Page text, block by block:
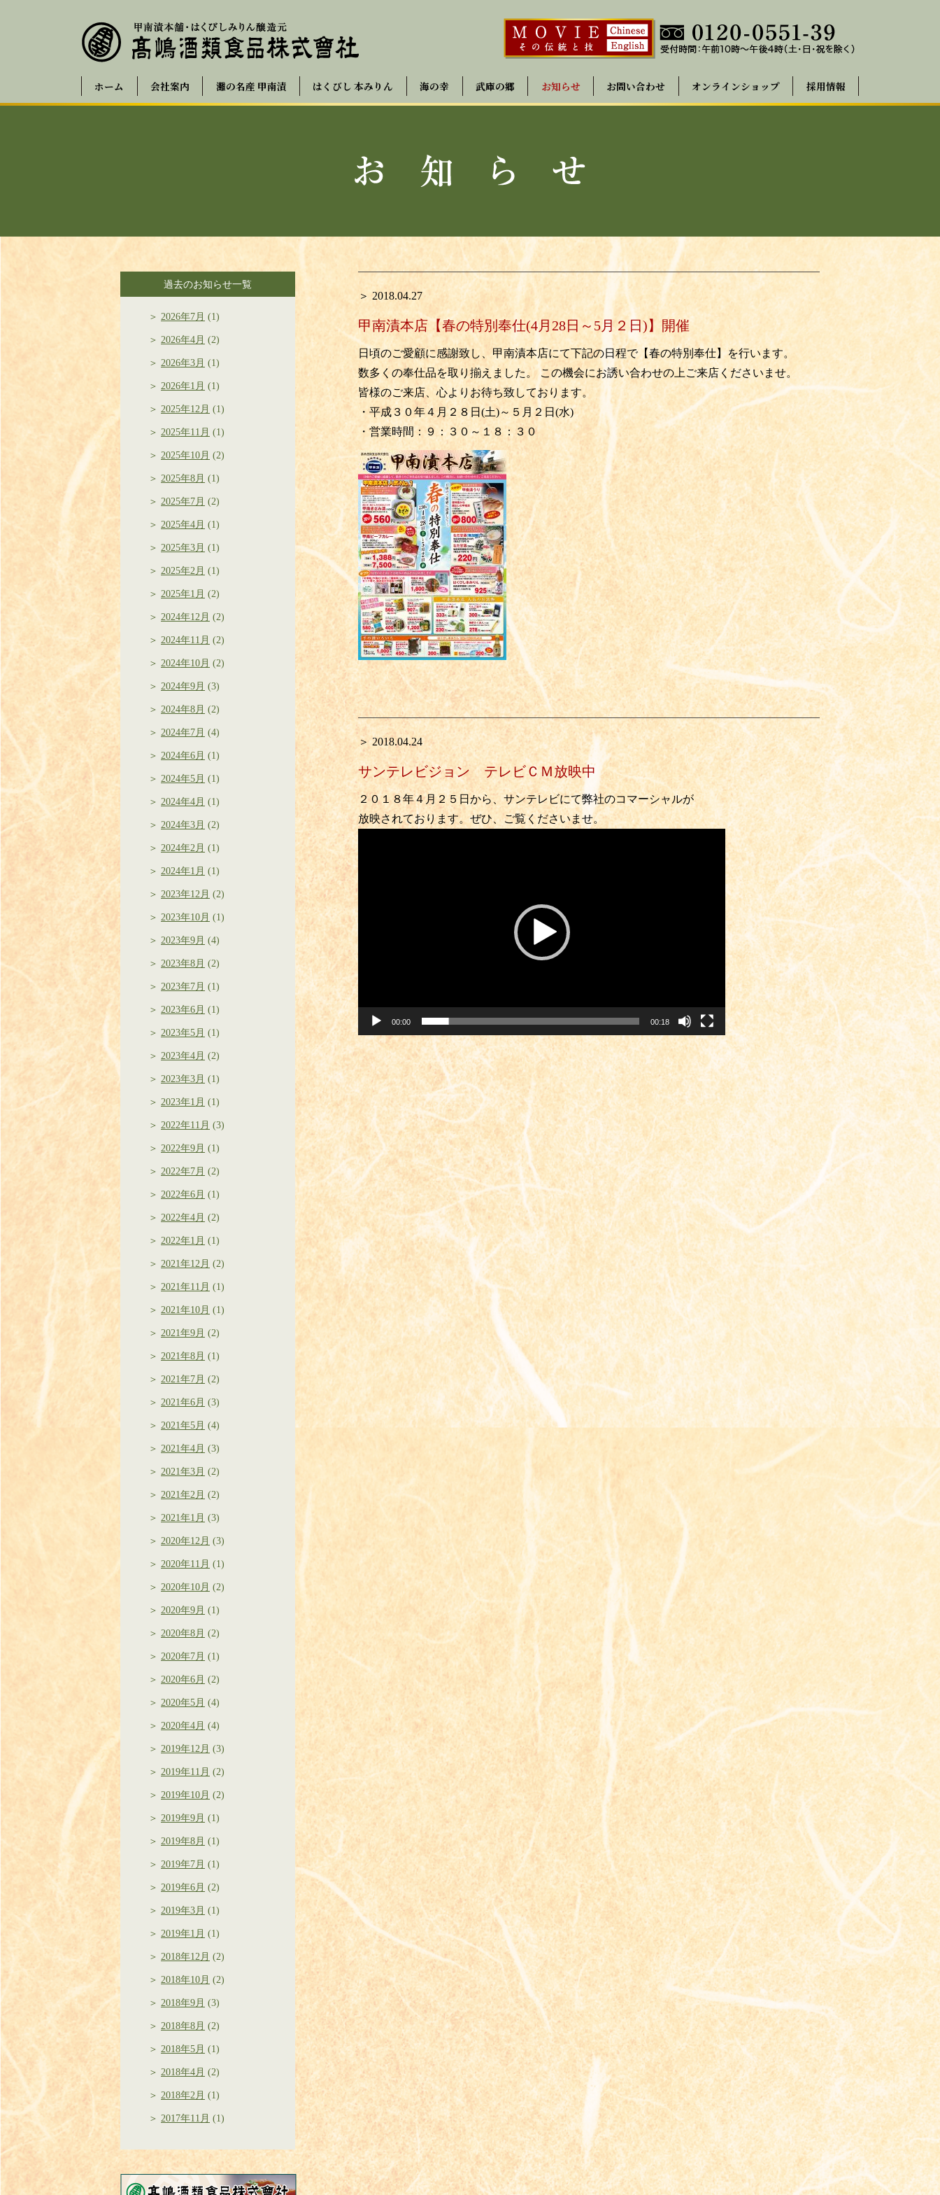
ホーム 会社案内 灘の名産 甲南漬 はくびし 本みりん 海の幸 武庫の郷 お知らせ お問い合わせ オンラインショップ 採用情報
＞ 2018.04.27
甲南漬本店【春の特別奉仕(4月28日～5月２日)】開催
日頃のご愛顧に感謝致し、甲南漬本店にて下記の日程で【春の特別奉仕】を行います。
数多くの奉仕品を取り揃えました。 この機会にお誘い合わせの上ご来店くださいませ。
皆様のご来店、心よりお待ち致しております。
・平成３０年４月２８日(土)～５月２日(水)
・営業時間：９：３０～１８：３０
＞ 2018.04.24
サンテレビジョン テレビＣＭ放映中
２０１８年４月２５日から、サンテレビにて弊社のコマーシャルが
放映されております。ぜひ、ご覧くださいませ。
動
画
ー
ヤ
ー
00:00 00:18
過去のお知らせ一覧
2026年7月 (1)
2026年4月 (2)
2026年3月 (1)
2026年1月 (1)
2025年12月 (1)
2025年11月 (1)
2025年10月 (2)
2025年8月 (1)
2025年7月 (2)
2025年4月 (1)
2025年3月 (1)
2025年2月 (1)
2025年1月 (2)
2024年12月 (2)
2024年11月 (2)
2024年10月 (2)
2024年9月 (3)
2024年8月 (2)
2024年7月 (4)
2024年6月 (1)
2024年5月 (1)
2024年4月 (1)
2024年3月 (2)
2024年2月 (1)
2024年1月 (1)
2023年12月 (2)
2023年10月 (1)
2023年9月 (4)
2023年8月 (2)
2023年7月 (1)
2023年6月 (1)
2023年5月 (1)
2023年4月 (2)
2023年3月 (1)
2023年1月 (1)
2022年11月 (3)
2022年9月 (1)
2022年7月 (2)
2022年6月 (1)
2022年4月 (2)
2022年1月 (1)
2021年12月 (2)
2021年11月 (1)
2021年10月 (1)
2021年9月 (2)
2021年8月 (1)
2021年7月 (2)
2021年6月 (3)
2021年5月 (4)
2021年4月 (3)
2021年3月 (2)
2021年2月 (2)
2021年1月 (3)
2020年12月 (3)
2020年11月 (1)
2020年10月 (2)
2020年9月 (1)
2020年8月 (2)
2020年7月 (1)
2020年6月 (2)
2020年5月 (4)
2020年4月 (4)
2019年12月 (3)
2019年11月 (2)
2019年10月 (2)
2019年9月 (1)
2019年8月 (1)
2019年7月 (1)
2019年6月 (2)
2019年3月 (1)
2019年1月 (1)
2018年12月 (2)
2018年10月 (2)
2018年9月 (3)
2018年8月 (2)
2018年5月 (1)
2018年4月 (2)
2018年2月 (1)
2017年11月 (1)